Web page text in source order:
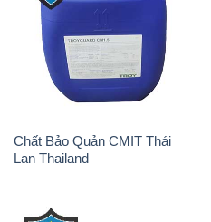
Chất Bảo Quản CMIT Thái
Lan Thailand